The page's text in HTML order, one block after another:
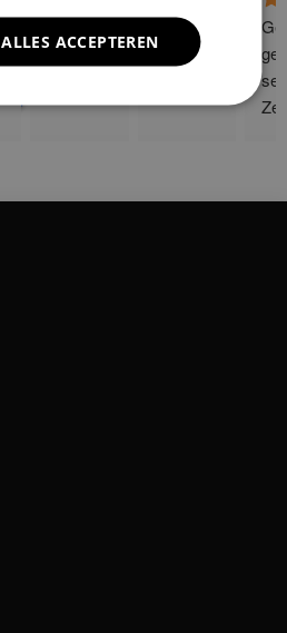
gle
ge
ALLES ACCEPTEREN